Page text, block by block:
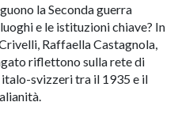
la Seconda guerra
e le istituzioni chiave? In
Raffaella Castagnola,
riflettono sulla rete di
svizzeri tra il 1935 e il